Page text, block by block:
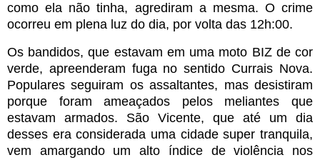
como ela não tinha, agrediram a mesma. O crime
ocorreu em plena luz do dia, por volta das 12h:00.
Os bandidos, que estavam em uma moto BIZ de cor
verde, apreenderam fuga no sentido Currais Nova.
Populares seguiram os assaltantes, mas desistiram
porque foram ameaçados pelos meliantes que
estavam armados. São Vicente, que até um dia
desses era considerada uma cidade super tranquila,
vem amargando um alto índice de violência nos